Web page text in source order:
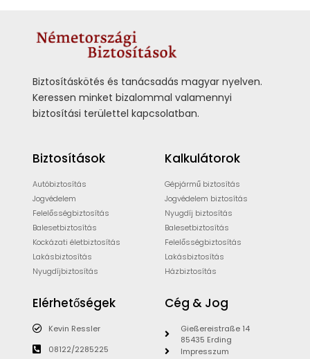
Biztosításkötés és tanácsadás magyar nyelven.
Keressen minket bizalommal valamennyi
biztosítási területtel kapcsolatban.
Biztosítások
Autóbiztosítás
Jogvédelem
Felelősségbiztosítás
Balesetbiztosítás
Kockázati életbiztosítás
Lakásbiztosítás
Nyugdíjbiztosítás
Kalkulátorok
Gépjármű biztosítás
Jogvédelem biztosítás
Nyugdíj biztosítás
Balesetbiztosítás
Felelősségbiztosítás
Lakásbiztosítás
Házbiztosítás
Elérhetőségek
Kevin Ressler
08122/2285225
Cég & Jog
Gießereistraße 14
85435 Erding
Impresszum